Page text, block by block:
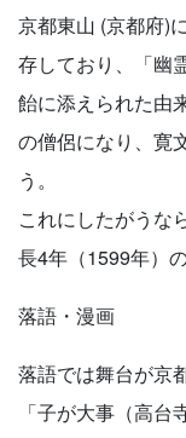
京都東山 (京都府)
存しており、「幽
飴に添えられた由
の僧侶になり、寛
う。
これにしたがうな
長4年（1599年）
落語・漫画
落語では舞台が京
「子が大事（高台